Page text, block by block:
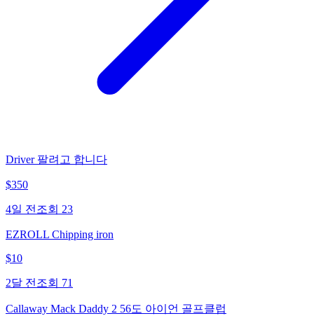
Driver 팔려고 합니다
$350
4일 전 조회 23
EZROLL Chipping iron
$10
2달 전 조회 71
Callaway Mack Daddy 2 56도 아이언 골프클럽